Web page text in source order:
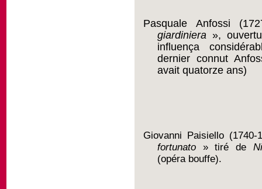
Pasquale Anfossi
giardiniera »,
influença
dernier connut
avait quatorze ans)
Giovanni Paisiello (1740-
fortunato » tiré de
(opéra bouffe).